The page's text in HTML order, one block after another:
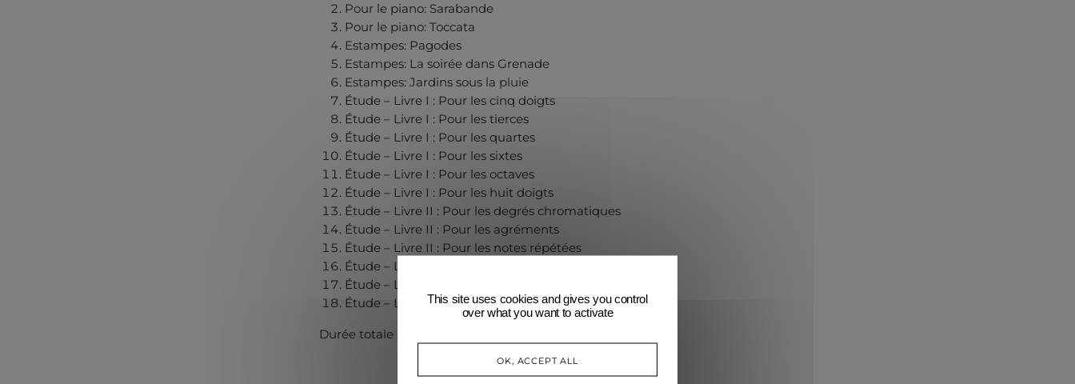
Pour le piano: Sarabande
Pour le piano: Toccata
Estampes: Pagodes
Estampes: La soirée dans Grenade
Estampes: Jardins sous la pluie
Étude – Livre I : Pour les cinq doigts
Étude – Livre I : Pour les tierces
Étude – Livre I : Pour les quartes
Étude – Livre I : Pour les sixtes
Étude – Livre I : Pour les octaves
Étude – Livre I : Pour les huit doigts
Étude – Livre II : Pour les degrés chromatiques
Étude – Livre II : Pour les agréments
Étude – Livre II : Pour les notes répétées
Étude – Livre II : Pour les sonorités opposées
Étude – Livre II : Pour les arpèges composés
Étude – Livre II : Pour les accords
Durée totale : 77’10”
This site uses cookies and gives you control
over what you want to activate
OK, ACCEPT ALL